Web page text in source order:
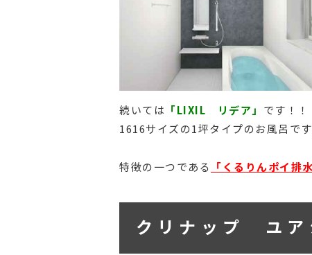
続いては 「LIXIL リデア」
です！！
1616サイズの1坪タイプのお風呂
特徴の一つである 「くるりんポイ排水
クリナップ ユ